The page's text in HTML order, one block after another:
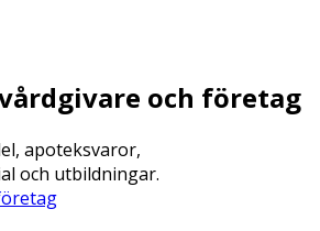
och företag
apoteksvaror,
och utbildningar.